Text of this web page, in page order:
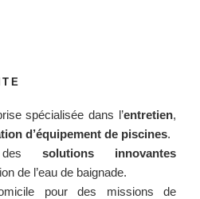
spécialisée dans l’entretien,
d’équipement de piscines.
des solutions innovantes
de l’eau de baignade.
pour des missions de